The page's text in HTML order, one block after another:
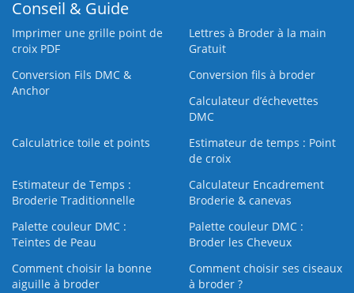
Conseil & Guide
Imprimer une grille point de
croix PDF
Lettres à Broder à la main
Gratuit
Conversion Fils DMC &
Anchor
Conversion fils à broder
Calculateur d’échevettes
DMC
Calculatrice toile et points
Estimateur de temps : Point
de croix
Estimateur de Temps :
Broderie Traditionnelle
Calculateur Encadrement
Broderie & canevas
Palette couleur DMC :
Teintes de Peau
Palette couleur DMC :
Broder les Cheveux
Comment choisir la bonne
aiguille à broder
Comment choisir ses ciseaux
à broder ?